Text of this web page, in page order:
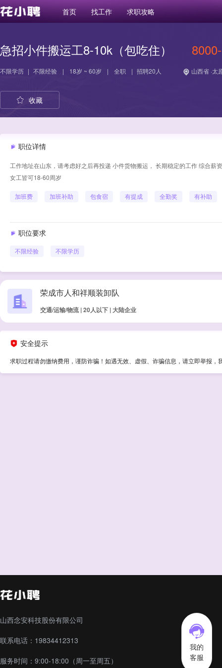
首页 找工作 求职攻略
我的
客服
急招小件搬运工8-10k（包吃住）
不限学历 | 不限经验 | 18岁 ~ 60岁 | 全职 | 招聘20人 山西省 ·太
收藏
职位详情
工作地址在山东，请考虑好之后再投递 小件货物搬运， 长期稳定的工作 综合
女工皆可18-60周岁
加班费 加班补助 包食宿 有提成 全勤奖 有补助
职位要求
不限经验 不限学历
荣成市人和祥顺装卸队
交通/运输/物流 | 20人以下 | 大陆企业
安全提示
求职过程请勿缴纳费用，谨防诈骗！如遇无效、虚假、诈骗信息，请立即举报，
山西念安科技股份有限公司
联系电话：19834412313
服务时间：9:00-18:00（周一至周五）